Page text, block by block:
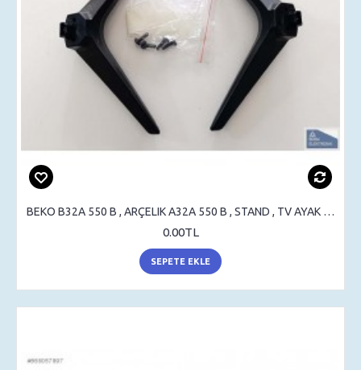
BEKO B32A 550 B , ARÇELIK A32A 550 B , STAND , TV AYAK , SEHPA AYAK
0.00TL
SEPETE EKLE